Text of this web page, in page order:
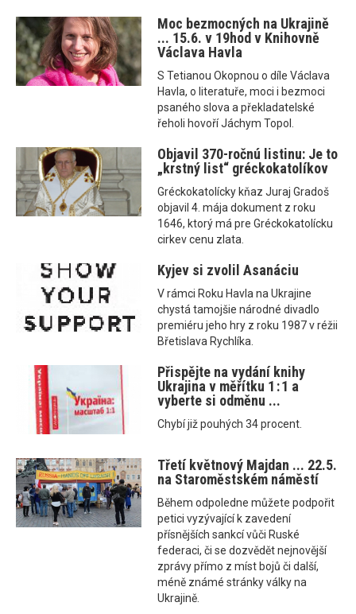
Moc bezmocných na Ukrajině
... 15.6. v 19hod v Knihovně
Václava Havla
S Tetianou Okopnou o díle Václava
Havla, o literatuře, moci i bezmoci
psaného slova a překladatelské
řeholi hovoří Jáchym Topol.
Objavil 370-ročnú listinu: Je to
„krstný list“ gréckokatolíkov
Gréckokatolícky kňaz Juraj Gradoš
objavil 4. mája dokument z roku
1646, ktorý má pre Gréckokatolícku
cirkev cenu zlata.
Kyjev si zvolil Asanáciu
V rámci Roku Havla na Ukrajine
chystá tamojšie národné divadlo
premiéru jeho hry z roku 1987 v réžii
Břetislava Rychlíka.
Přispějte na vydání knihy
Ukrajina v měřítku 1 : 1 a
vyberte si odměnu ...
Chybí již pouhých 34 procent.
Třetí květnový Majdan ... 22.5.
na Staroměstském náměstí
Během odpoledne můžete podpořit
petici vyzývající k zavedení
přísnějších sankcí vůči Ruské
federaci, či se dozvědět nejnovější
zprávy přímo z míst bojů či další,
méně známé stránky války na
Ukrajině.